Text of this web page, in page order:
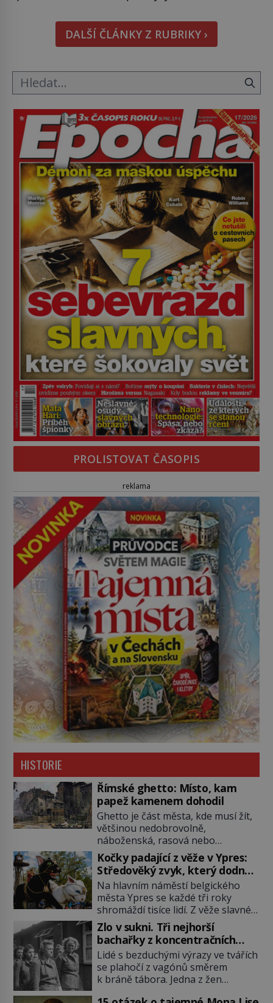
i bude chutnat, ovšem měl by ji mít jen jako
občasný pamlsek. […]DALŠÍ ČLÁNKY Z RUBRIKY ›
PROLISTOVAT ČASOPIS
reklama
HISTORIE
Římské ghetto: Místo, kam
papež kamenem dohodil
Ghetto je část města, kde musí žít,
většinou nedobrovolně,
náboženská, rasová nebo
národnostní menšina obyvatel.
Bohaté historické zkušenosti mají s
takovým životem Židé. Už od
středověku jsou totiž v každou
chvíli nuceni v nějakém žít. Mezi ty
nejslavnější patří i římské ghetto
založené v roce 1555. Pokud jde o
vztah k Židům, nemá se Řím čím
chlubit. […]
Kočky padající z věže v Ypres:
Středověký zvyk, který dodnes
budí rozpaky
Na hlavním náměstí belgického
města Ypres se každé tři roky
shromáždí tisíce lidí. Z věže slavné
tržnice létají do davu kočky, diváci
jásají a snaží se je chytit. Naštěstí
už nejde o živá zvířata, ale jenom o
plyšové suvenýry. Kdysi to ale bylo
jinak. Tato veselá podívaná
připomíná jeden z nejpodivnějších
a zároveň nejkrutějších zvyků […]
Zlo v sukni. Tři nejhorší
bachařky z koncentračních
táborů
Lidé s bezduchými výrazy ve tvářích
se plahočí z vagónů směrem
k bráně tábora. Jedna z žen